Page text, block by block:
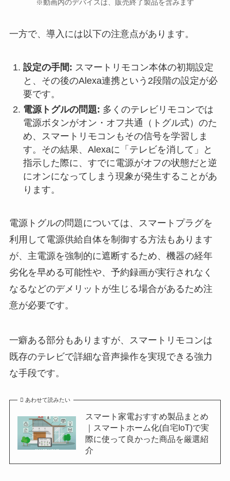
※動画内のデバイスは、販売終了製品を含みます
一方で、導入には以下の注意点があります。
設定の手間: スマートリモコン本体の初期設定
と、その後のAlexa連携という2段階の設定が必
要です。
電源トグルの問題: 多くのテレビリモコンでは
電源ボタンがオン・オフ共通（トグル式）のた
め、スマートリモコンもその信号を学習しま
す。その結果、Alexaに「テレビを消して」と
指示した際に、すでに電源がオフの状態だと逆
にオンになってしまう現象が発生することがあ
ります。
電源トグルの問題については、スマートプラグを
利用して電源供給自体を制御する方法もあります
が、主電源を強制的に遮断するため、機器の経年
劣化を早める可能性や、予約録画が実行されなく
なるなどのデメリットが生じる場合があるため注
意が必要です。
一癖ある部分もありますが、スマートリモコンは
既存のテレビで詳細な音声操作を実現できる強力
な手段です。
あわせて読みたい
スマート家電おすすめ製品まとめ
｜スマートホーム化(自宅IoT)で実
際に使って良かった商品を厳選紹
介